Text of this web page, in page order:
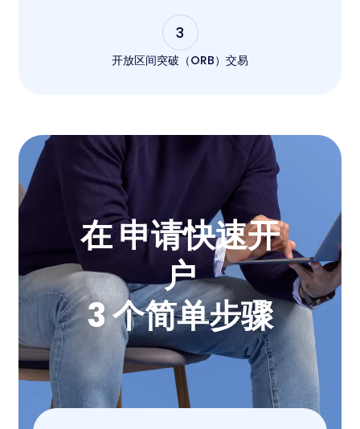
3
开放区间突破（ORB）交易
在 申请快速开
户
3 个简单步骤